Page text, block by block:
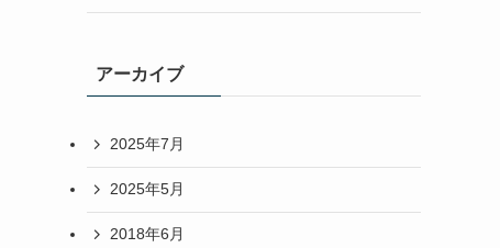
アーカイブ
2025年7月
2025年5月
2018年6月